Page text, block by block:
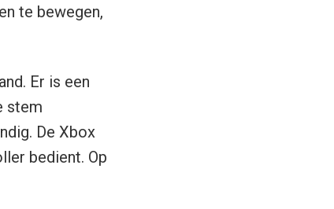
te bewegen,
Er is een
stem
De Xbox
bedient. Op